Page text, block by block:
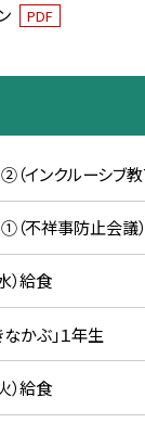
PDF
インクルーシブ教
不祥事防止会議）
）給食
かぶ」１年生
）給食